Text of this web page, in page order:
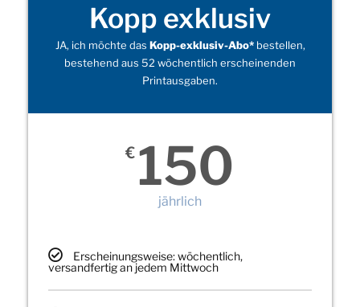
Kopp exklusiv
JA, ich möchte das Kopp-exklusiv-Abo*bestellen,
bestehend aus 52 wöchentlich erscheinenden
Printausgaben.
€ 150
jährlich
Erscheinungsweise: wöchentlich,
versandfertig an jedem Mittwoch